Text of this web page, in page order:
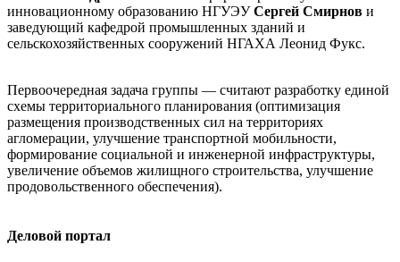
инновационному образованию НГУЭУСергей Смирнов и
заведующий кафедрой промышленных зданий и
сельскохозяйственных сооружений НГАХА Леонид Фукс.
Первоочередная задача группы — считают разработку единой
схемы территориального планирования (оптимизация
размещения производственных сил на территориях
агломерации, улучшение транспортной мобильности,
формирование социальной и инженерной инфраструктуры,
увеличение объемов жилищного строительства, улучшение
продовольственного обеспечения).
Деловой портал